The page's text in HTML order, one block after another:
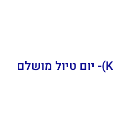
האי קולוצ'פ (Koločep)- יום טיול מושלם